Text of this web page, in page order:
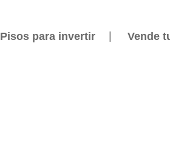
Pisos para invertir Vende